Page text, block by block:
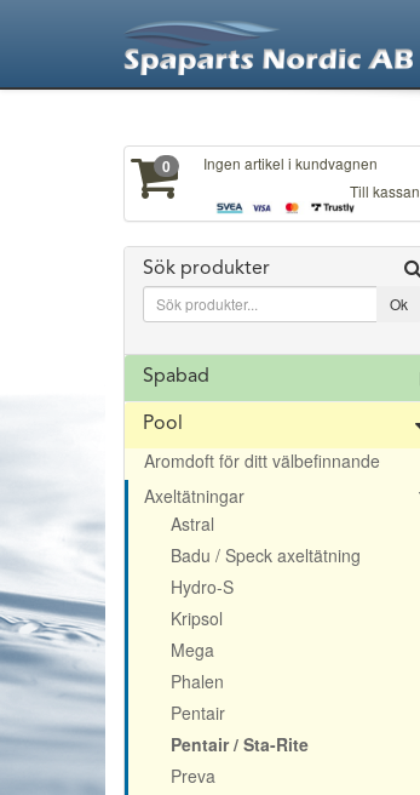
0
Ingen artikel i kundvagnen
Till kassan
Sök produkter
Spabad
Pool
Aromdoft för ditt välbefinnande
Axeltätningar
Astral
Badu / Speck axeltätning
Hydro-S
Kripsol
Mega
Phalen
Pentair
Pentair / Sta-Rite
Preva